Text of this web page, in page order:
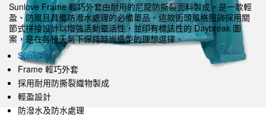
Sunlove Frame 輕巧外套由耐用的尼龍防撕裂面料製成，是一款輕
盈、防風且具備防潑水處理的必備單品。這款街頭風格服飾採用關
節式拼接設計以增強活動靈活性，並印有標誌性的 Daybreak 圖
案，是在各種天氣下保持時尚造型的理想選擇。
Sunlove
Frame 輕巧外套
採用耐用防撕裂織物製成
輕盈設計
防潑水及防水處理